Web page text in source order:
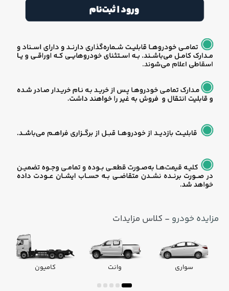
مزایده خودرو - کلاس مزایدات
سواری وانت کامیون